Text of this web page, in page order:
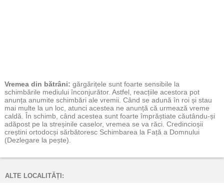
Vremea din bătrâni: gărgărițele sunt foarte sensibile la
schimbările mediului înconjurător. Astfel, reacțiile acestora pot
anunța anumite schimbări ale vremii. Când se adună în roi și stau
mai multe la un loc, atunci acestea ne anunță că urmează vreme
caldă. În schimb, când acestea sunt foarte împrăștiate căutându-și
adăpost pe la streșinile caselor, vremea se va răci. Credincioșii
creștini ortodocși sărbătoresc Schimbarea la Față a Domnului
(Dezlegare la pește).
ALTE LOCALITĂȚI: